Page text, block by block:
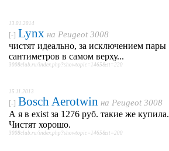
13.01.2014
[-] Lynx на Peugeot 3008
чистят идеально, за исключением пары
сантиметров в самом верху...
3008club.ru/index.php?showtopic=1465&st=220
15.11.2013
[-] Bosch Aerotwin на Peugeot 3008
А я в exist за 1276 руб. такие же купила.
Чистят хорошо.
3008club.ru/index.php?showtopic=1465&st=200